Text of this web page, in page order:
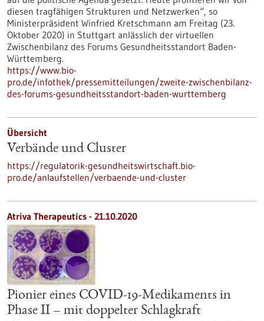
diesen tragfähigen Strukturen und Netzwerken“, so
Ministerpräsident Winfried Kretschmann am Freitag (23.
Oktober 2020) in Stuttgart anlässlich der virtuellen
Zwischenbilanz des Forums Gesundheitsstandort Baden-
Württemberg.
https://www.bio-
pro.de/infothek/pressemitteilungen/zweite-zwischenbilanz-
des-forums-gesundheitsstandort-baden-wurttemberg
Übersicht
Verbände und Cluster
https://regulatorik-gesundheitswirtschaft.bio-
pro.de/anlaufstellen/verbaende-und-cluster
Atriva Therapeutics - 21.10.2020
Pionier eines COVID-19-Medikaments in
Phase II – mit doppelter Schlagkraft